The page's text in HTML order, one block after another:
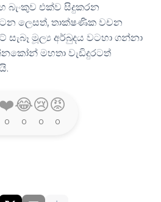
එක්ව සිදුකරන
ලෙසත්, තාක්ෂණික වචන
මූල්‍ය අර්බුදය වටහා ගන්නා
මහතා වැඩිදුරටත්
❤️
0
😂
0
😢
0
😡
0